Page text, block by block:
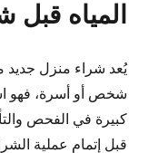
المياه
يُعد شراء منزل جديد
شخص أو أسرة، فهو
كبيرة في الفحص
قبل إتمام عملية